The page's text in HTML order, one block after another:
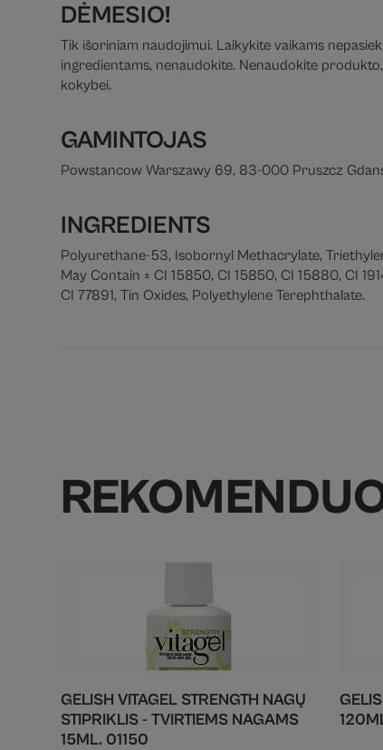
DĖMESIO!
Tik išoriniam naudojimui. Laikykite vaikams
ingredientams, nenaudokite. Nenaudokite
kokybei.
GAMINTOJAS
Powstancow Warszawy 69, 83-000 Pruszcz
INGREDIENTS
Polyurethane-53, Isobornyl Methacrylate,
May Contain ± CI 15850, CI 15850, CI 15880, CI
CI 77891, Tin Oxides, Polyethylene Terephthalate.
GELISH VITAGEL STRENGTH NAGŲ
STIPRIKLIS - TVIRTIEMS NAGAMS
15ML. 01150